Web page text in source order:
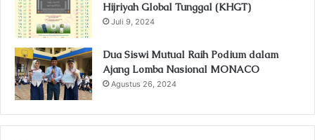
Hijriyah Global Tunggal (KHGT)
Juli 9, 2024
Dua Siswi Mutual Raih Podium dalam
Ajang Lomba Nasional MONACO
Agustus 26, 2024